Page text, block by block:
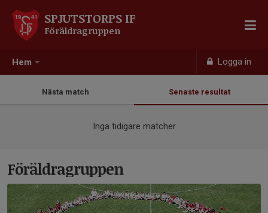
Hem Logga in
SPJUTSTORPS IF
Föräldragruppen
Nästa match Senaste resultat
Inga tidigare matcher
Föräldragruppen